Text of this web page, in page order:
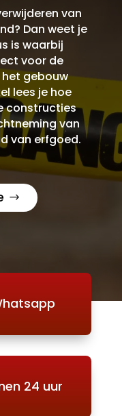
van
Dan weet je
is waarbij
voor de
gebouw
lees je hoe
constructies
van
van erfgoed.
24 uur